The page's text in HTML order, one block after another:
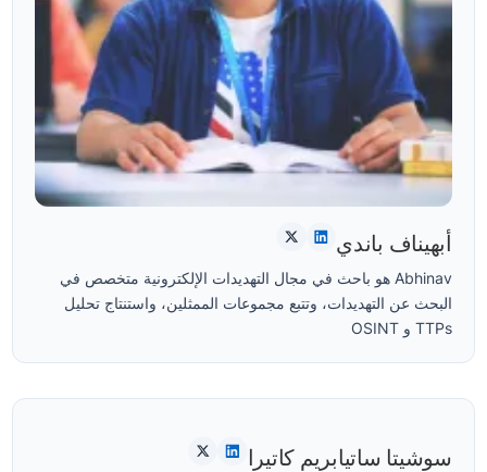
أبهيناف باندي
Abhinav هو باحث في مجال التهديدات الإلكترونية متخصص في
البحث عن التهديدات، وتتبع مجموعات الممثلين، واستنتاج تحليل
TTPs و OSINT
سوشيتا ساتيابريم كاتيرا